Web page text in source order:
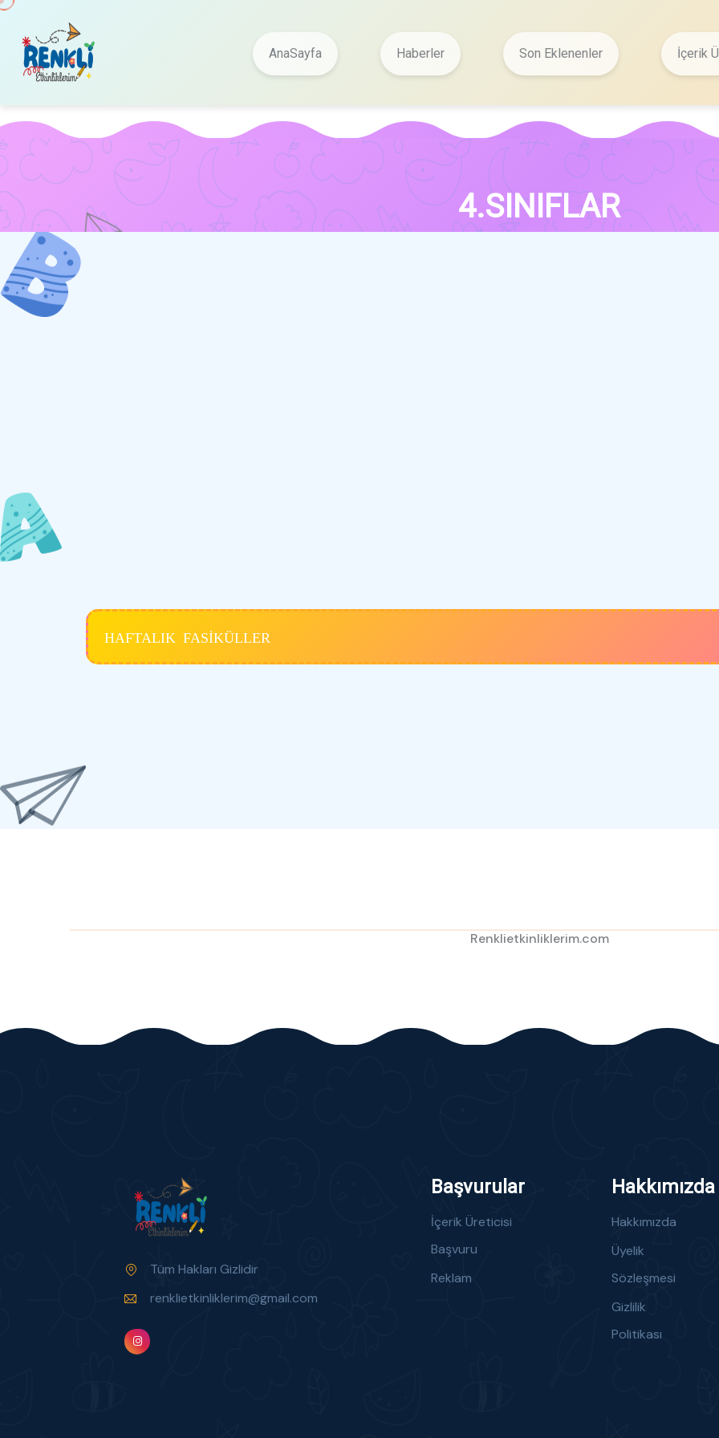
AnaSayfa Haberler Son Eklenenler İçerik
4.SINIFLAR
HAFTALIK FASİKÜLLER
Renklietkinliklerim.com
Tüm Hakları Gizlidir
renklietkinliklerim@gmail.com
Başvurular
İçerik Üreticisi
Başvuru
Reklam
Hakkımızda
Hakkımızda
Üyelik
Sözleşmesi
Gizlilik
Politikası